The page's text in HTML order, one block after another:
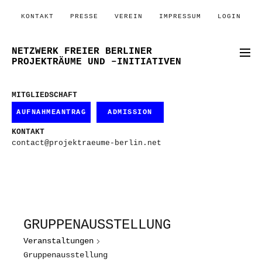
KONTAKT PRESSE VEREIN IMPRESSUM LOGIN
NETZWERK FREIER BERLINER
PROJEKTRÄUME UND –INITIATIVEN
MITGLIEDSCHAFT
AUFNAHMEANTRAG ADMISSION
KONTAKT
contact@projektraeume-berlin.net
GRUPPENAUSSTELLUNG
Veranstaltungen
Gruppenausstellung